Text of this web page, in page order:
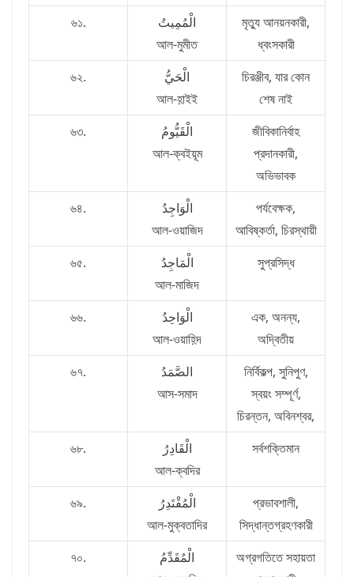
৬১.
الْمُمِيتُ
আল-মুমীত
মৃত্যু আনয়নকারী,
ধ্বংসকারী
৬২.
الْحَيُّ
আল-হ়াইই
চিরঞ্জীব, যার কোন
শেষ নাই
৬৩.
الْقَيُّومُ
আল-ক্বইয়ূম
জীবিকানির্বাহ
প্রদানকারী,
অভিভাবক
৬৪.
الْوَاجِدُ
আল-ওয়াজিদ
পর্যবেক্ষক,
আবিষ্কর্তা, চিরস্থায়ী
৬৫.
الْمَاجِدُ
আল-মাজিদ
সুপ্রসিদ্ধ
৬৬.
الْوَاحِدُ
আল-ওয়াহ়িদ
এক, অনন্য,
অদ্বিতীয়
৬৭.
الصَّمَدُ
আস-সমাদ
নির্বিকল্প, সুনিপুণ,
স্বয়ং সম্পূর্ণ,
চিরন্তন, অবিনশ্বর,
৬৮.
الْقَادِرُ
আল-ক্বদির
সর্বশক্তিমান
৬৯.
الْمُقْتَدِرُ
আল-মুক্বতাদির
প্রভাবশালী,
সিদ্ধান্তগ্রহণকারী
৭০.
الْمُقَدِّمُ
অগ্রগতিতে সহায়তা